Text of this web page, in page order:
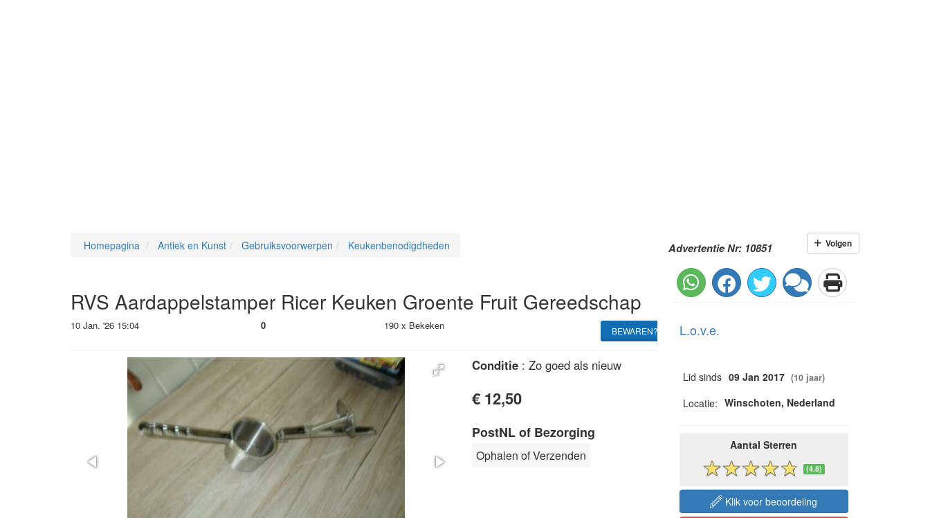
Homepagina Antiek en Kunst Gebruiksvoorwerpen Keukenbenodigdheden
RVS Aardappelstamper Ricer Keuken Groente Fruit Gereedschap
10 Jan. '26 15:04 0 190 x Bekeken BEWAREN?
Conditie: Zo goed als nieuw
€ 12,50
PostNL of Bezorging
Ophalen of Verzenden
Advertentie Nr: 10851 Volgen
L.o.v.e.
Lid sinds 09 Jan 2017 (10 jaar)
Locatie: Winschoten, Nederland
Aantal Sterren
(4.8)
Klik voor beoordeling